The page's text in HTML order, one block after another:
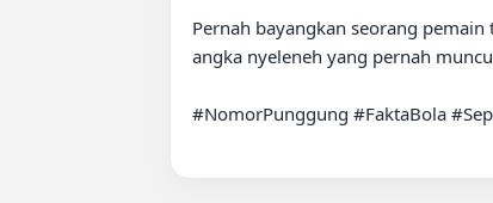
Pernah bayangkan seorang
angka nyeleneh yang pernah
#NomorPunggung #FaktaBola